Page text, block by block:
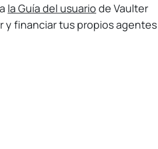
la Guía del usuario de Vaulter
y financiar tus propios agentes